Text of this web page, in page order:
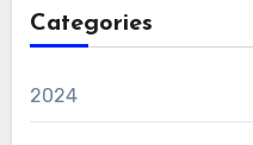
Categories
2024